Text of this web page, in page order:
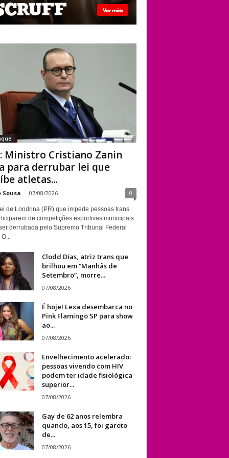
STF: Ministro
para derrubar lei
que proíbe atletas
transgênero em
competições de
Londrina
Ministro Cristiano Zanin
para derrubar lei que
atletas...
Sousa - 07/08/2026 0
de Londrina (PR) que impede pessoas trans
de competições esportivas municipais
derrubada pelo Supremo Tribunal Federal
Clodd Dias, atriz trans que
brilhou em “Manhãs de
Setembro”, morre...
07/08/2026
É hoje! Lexa desembarca no
Pink Flamingo SP para show
ao...
07/08/2026
Envelhecimento acelerado:
pessoas vivendo com HIV
podem ter idade fisiológica
superior...
07/08/2026
Gay de 62 anos relembra
quando, aos 15, foi garoto
de...
07/08/2026